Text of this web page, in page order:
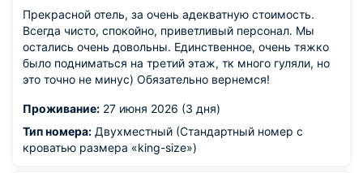
Прекрасной отель, за очень адекватную стоимость.
Всегда чисто, спокойно, приветливый персонал. Мы
остались очень довольны. Единственное, очень тяжко
было подниматься на третий этаж, тк много гуляли, но
это точно не минус) Обязательно вернемся!
Проживание: 27 июня 2026 (3 дня)
Тип номера: Двухместный (Стандартный номер с
кроватью размера «king-size»)